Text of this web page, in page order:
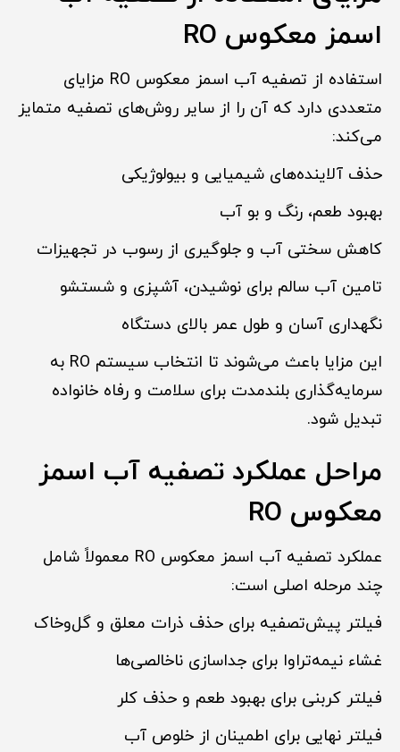
اسمز معکوس RO
استفاده از تصفیه آب اسمز معکوس RO مزایای
متعددی دارد که آن را از سایر روش‌های تصفیه متمایز
می‌کند:
حذف آلاینده‌های شیمیایی و بیولوژیکی
بهبود طعم، رنگ و بو آب
کاهش سختی آب و جلوگیری از رسوب در تجهیزات
تامین آب سالم برای نوشیدن، آشپزی و شستشو
نگهداری آسان و طول عمر بالای دستگاه
این مزایا باعث می‌شوند تا انتخاب سیستم RO به
سرمایه‌گذاری بلندمدت برای سلامت و رفاه خانواده
تبدیل شود.
مراحل عملکرد تصفیه آب اسمز
معکوس RO
عملکرد تصفیه آب اسمز معکوس RO معمولاً شامل
چند مرحله اصلی است:
فیلتر پیش‌تصفیه برای حذف ذرات معلق و گل‌وخاک
غشاء نیمه‌تراوا برای جداسازی ناخالصی‌ها
فیلتر کربنی برای بهبود طعم و حذف کلر
فیلتر نهایی برای اطمینان از خلوص آب